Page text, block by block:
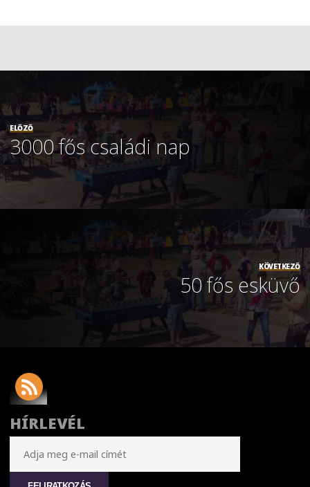
ELŐZŐ
3000 fős családi nap
KÖVETKEZŐ
50 fős esküvő
HÍRLEVÉL